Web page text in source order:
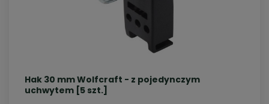
Hak 30 mm Wolfcraft - z pojedynczym
uchwytem [5 szt.]